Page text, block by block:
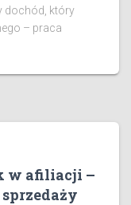
dochód, który
– praca
w afiliacji –